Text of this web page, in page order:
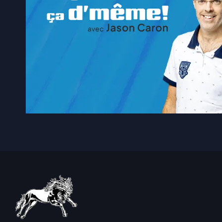
5 août 2026|Élections2026: le Parti
5 août 2026|Construction EGR vice-